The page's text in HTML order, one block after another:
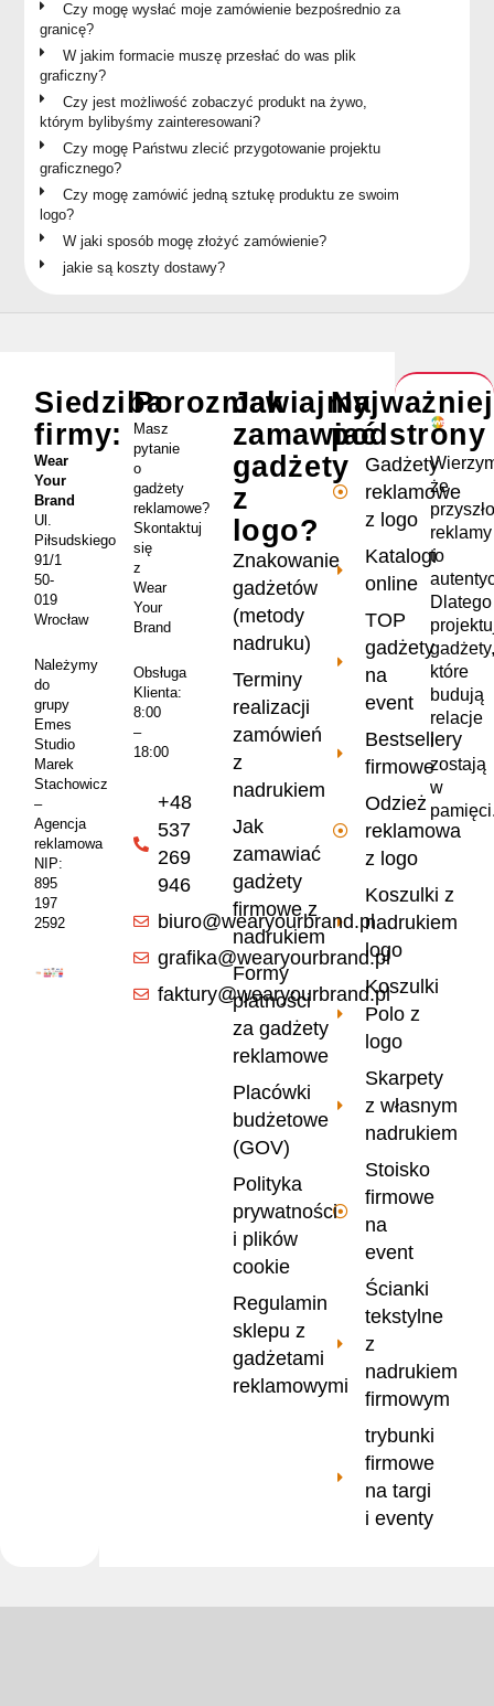
Czy mogę wysłać moje zamówienie bezpośrednio za
granicę?
W jakim formacie muszę przesłać do was plik
graficzny?
Czy jest możliwość zobaczyć produkt na żywo,
którym bylibyśmy zainteresowani?
Czy mogę Państwu zlecić przygotowanie projektu
graficznego?
Czy mogę zamówić jedną sztukę produktu ze swoim
logo?
W jaki sposób mogę złożyć zamówienie?
jakie są koszty dostawy?
że
reklamy
to
Dlatego
gadżety,
które
budują
relacje
i
zostają
w
podstrony
Gadżety
reklamowe
z logo
Katalogi
online
TOP
gadżety
na
event
Bestsellery
firmowe
Odzież
reklamowa
z logo
Koszulki z
nadrukiem
logo
Koszulki
Polo z
logo
Skarpety
z własnym
nadrukiem
Stoisko
firmowe
na
event
Ścianki
tekstylne
z
nadrukiem
firmowym
trybunki
firmowe
na targi
i eventy
Jak
zamawiać
gadżety
z
logo?
Znakowanie
gadżetów
(metody
nadruku)
Terminy
realizacji
zamówień
z
nadrukiem
Jak
zamawiać
gadżety
firmowe z
nadrukiem
Formy
płatności
za gadżety
reklamowe
Placówki
budżetowe
(GOV)
Polityka
prywatności
i plików
cookie
Regulamin
sklepu z
gadżetami
reklamowymi
Porozmawiajmy
Masz
pytanie
o
gadżety
reklamowe?
Skontaktuj
się
z
Wear
Your
Brand
Obsługa
Klienta:
8:00
–
18:00
+48
537
269
946
biuro@wearyourbrand.pl
grafika@wearyourbrand.pl
faktury@wearyourbrand.pl
Siedziba
firmy:
Wear
Your
Brand
Ul.
Piłsudskiego
91/1
50-
019
Wrocław
Należymy
do
grupy
Emes
Studio
Marek
Stachowicz
–
Agencja
reklamowa
NIP:
895
197
2592